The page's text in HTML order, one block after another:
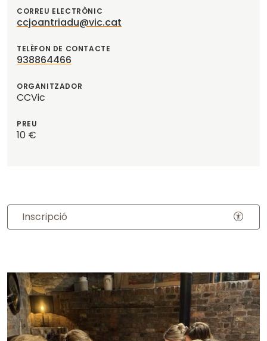
CORREU ELECTRÒNIC
ccjoantriadu@vic.cat
TELÈFON DE CONTACTE
938864466
ORGANITZADOR
CCVic
PREU
10 €
Inscripció